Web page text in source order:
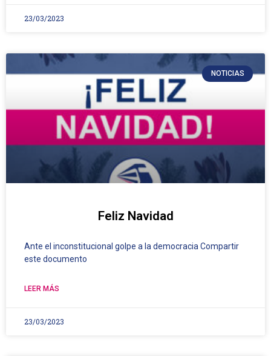
23/03/2023
NOTICIAS
Feliz Navidad
Ante el inconstitucional golpe a la democracia Compartir
este documento
LEER MÁS
23/03/2023